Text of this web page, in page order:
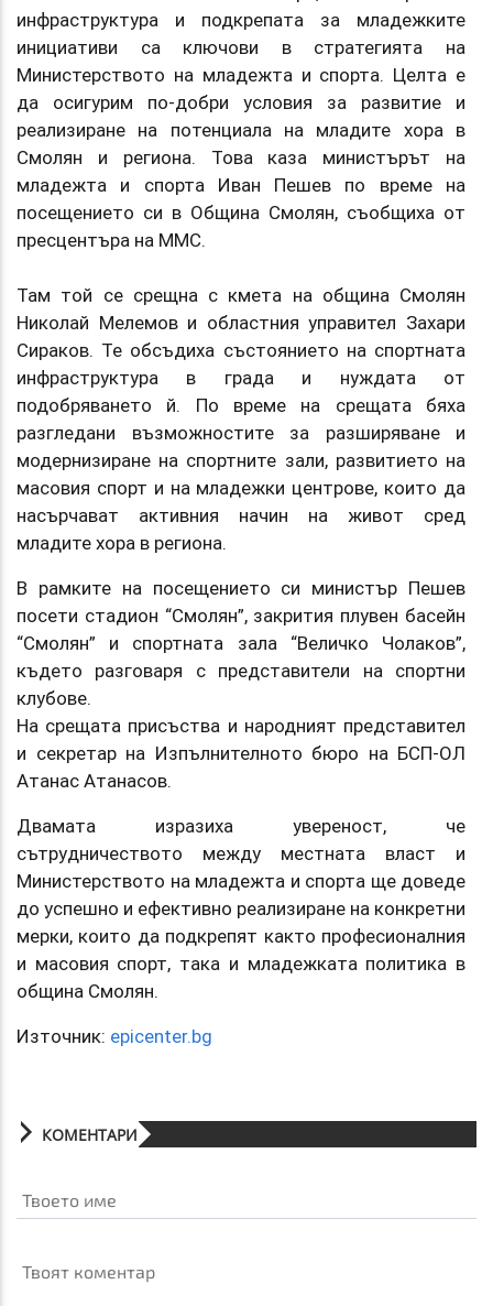
инфраструктура и подкрепата за младежките
инициативи са ключови в стратегията на
Министерството на младежта и спорта. Целта е
да осигурим по-добри условия за развитие и
реализиране на потенциала на младите хора в
Смолян и региона. Това каза министърът на
младежта и спорта Иван Пешев по време на
посещението си в Oбщина Смолян, съобщиха от
пресцентъра на ММС.
Там той се срещна с кмета на община Смолян
Николай Мелемов и областния управител Захари
Сираков. Те обсъдиха състоянието на спортната
инфраструктура в града и нуждата от
подобряването й. По време на срещата бяха
разгледани възможностите за разширяване и
модернизиране на спортните зали, развитието на
масовия спорт и на младежки центрове, които да
насърчават активния начин на живот сред
младите хора в региона.
В рамките на посещението си министър Пешев
посети стадион “Смолян”, закрития плувен басейн
“Смолян” и спортната зала “Величко Чолаков”,
където разговаря с представители на спортни
клубове.
На срещата присъства и народният представител
и секретар на Изпълнителното бюро на БСП-ОЛ
Атанас Атанасов.
Двамата изразиха увереност, че
сътрудничеството между местната власт и
Министерството на младежта и спорта ще доведе
до успешно и ефективно реализиране на конкретни
мерки, които да подкрепят както професионалния
и масовия спорт, така и младежката политика в
община Смолян.
Източник: epicenter.bg
КОМЕНТАРИ
Твоето име
Твоят коментар